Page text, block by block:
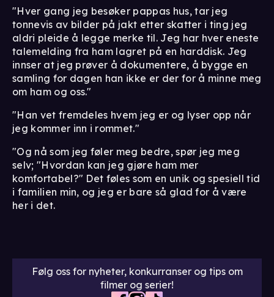
"Hver gang jeg besøker pappas hus, tar jeg
tonnevis av bilder på jakt etter skatter i ting jeg
aldri pleide å legge merke til. Jeg har hver eneste
talemelding fra ham lagret på en harddisk. Jeg
innser at jeg prøver å dokumentere, å bygge en
samling for dagen han ikke er der for å minne meg
om ham og oss."
"Han vet fremdeles hvem jeg er og lyser opp når
jeg kommer inn i rommet."
"Og nå som jeg føler meg bedre, spør jeg meg
selv; "Hvordan kan jeg gjøre ham mer
komfortabel?" Det føles som en unik og spesiell tid
i familien min, og jeg er bare så glad for å være
her i det.
Følg oss for nyheter, konkurranser og tips om
filmer og serier!